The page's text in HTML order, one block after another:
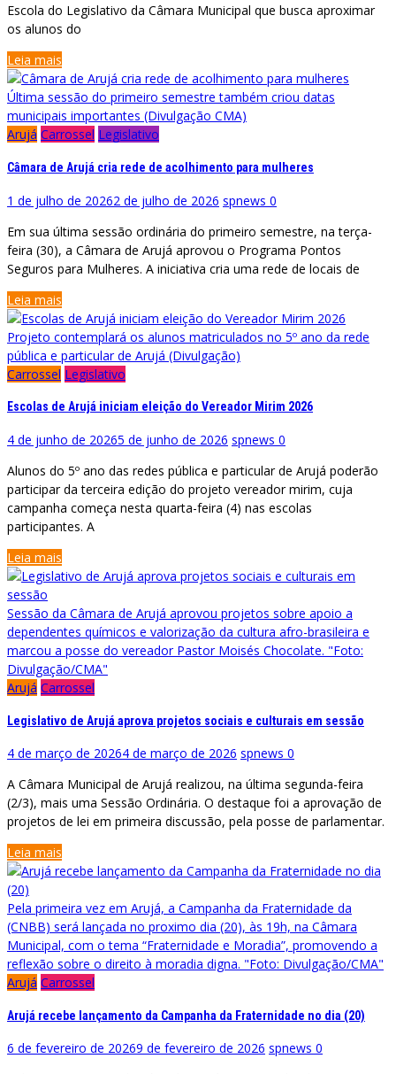
Escola do Legislativo da Câmara Municipal que busca aproximar
os alunos do
Leia mais
Última sessão do primeiro semestre também criou datas
municipais importantes (Divulgação CMA)
Arujá Carrossel Legislativo
Câmara de Arujá cria rede de acolhimento para mulheres
1 de julho de 20262 de julho de 2026 spnews 0
Em sua última sessão ordinária do primeiro semestre, na terça-
feira (30), a Câmara de Arujá aprovou o Programa Pontos
Seguros para Mulheres. A iniciativa cria uma rede de locais de
Leia mais
Projeto contemplará os alunos matriculados no 5º ano da rede
pública e particular de Arujá (Divulgação)
Carrossel Legislativo
Escolas de Arujá iniciam eleição do Vereador Mirim 2026
4 de junho de 20265 de junho de 2026 spnews 0
Alunos do 5º ano das redes pública e particular de Arujá poderão
participar da terceira edição do projeto vereador mirim, cuja
campanha começa nesta quarta-feira (4) nas escolas
participantes. A
Leia mais
Sessão da Câmara de Arujá aprovou projetos sobre apoio a
dependentes químicos e valorização da cultura afro-brasileira e
marcou a posse do vereador Pastor Moisés Chocolate. "Foto:
Divulgação/CMA"
Arujá Carrossel
Legislativo de Arujá aprova projetos sociais e culturais em sessão
4 de março de 20264 de março de 2026 spnews 0
A Câmara Municipal de Arujá realizou, na última segunda-feira
(2/3), mais uma Sessão Ordinária. O destaque foi a aprovação de
projetos de lei em primeira discussão, pela posse de parlamentar.
Leia mais
Pela primeira vez em Arujá, a Campanha da Fraternidade da
(CNBB) será lançada no proximo dia (20), às 19h, na Câmara
Municipal, com o tema “Fraternidade e Moradia”, promovendo a
reflexão sobre o direito à moradia digna. "Foto: Divulgação/CMA"
Arujá Carrossel
Arujá recebe lançamento da Campanha da Fraternidade no dia (20)
6 de fevereiro de 20269 de fevereiro de 2026 spnews 0